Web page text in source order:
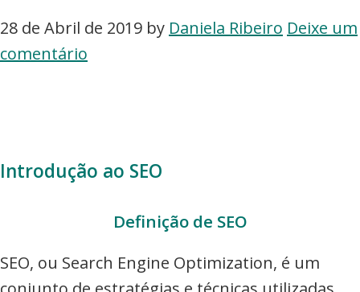
28 de Abril de 2019 by Daniela Ribeiro Deixe um
comentário
Introdução ao SEO
Definição de SEO
SEO, ou Search Engine Optimization, é um